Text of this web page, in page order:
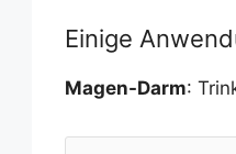
Einige
Magen-Darm: